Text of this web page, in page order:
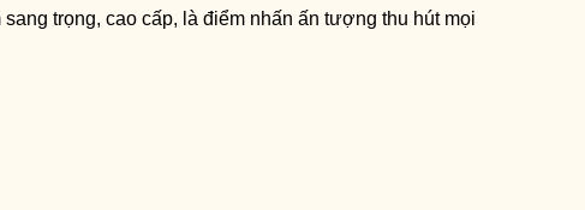
trọng, cao cấp, là điểm nhấn ấn tượng thu hút mọi